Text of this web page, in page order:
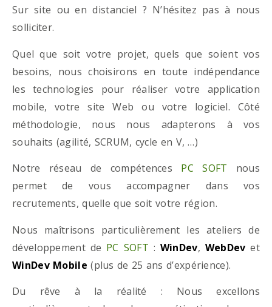
Sur site ou en distanciel ? N’hésitez pas à nous
solliciter.
Quel que soit votre projet, quels que soient vos
besoins, nous choisirons en toute indépendance
les technologies pour réaliser votre application
mobile, votre site Web ou votre logiciel. Côté
méthodologie, nous nous adapterons à vos
souhaits (agilité, SCRUM, cycle en V, …)
Notre réseau de compétences PC SOFT nous
permet de vous accompagner dans vos
recrutements, quelle que soit votre région.
Nous maîtrisons particulièrement les ateliers de
développement de PC SOFT : WinDev, WebDev et
WinDev Mobile (plus de 25 ans d’expérience).
Du rêve à la réalité : Nous excellons